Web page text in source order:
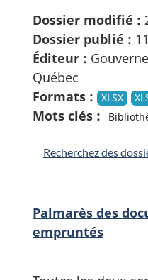
Dossier modifié :
Dossier publié :
Éditeur :
Québec
Formats :
XLSX
Mots clés :
Recherchez des
Palmarès des
empruntés